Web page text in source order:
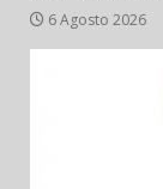
6 Agosto 2026